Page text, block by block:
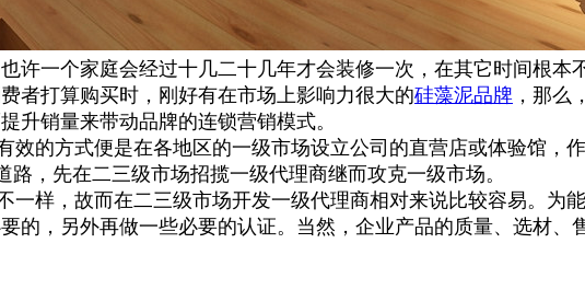
许一个家庭会经过十几二十几年才会装修一次，在其它时间根本
者打算购买时，刚好有在市场上影响力很大的硅藻泥品牌 ，那么
升销量来带动品牌的连锁营销模式。
的方式便是在各地区的一级市场设立公司的直营店或体验馆，
，先在二三级市场招揽一级代理商继而攻克一级市场。
一样，故而在二三级市场开发一级代理商相对来说比较容易。为
，另外再做一些必要的认证。当然，企业产品的质量、选材、